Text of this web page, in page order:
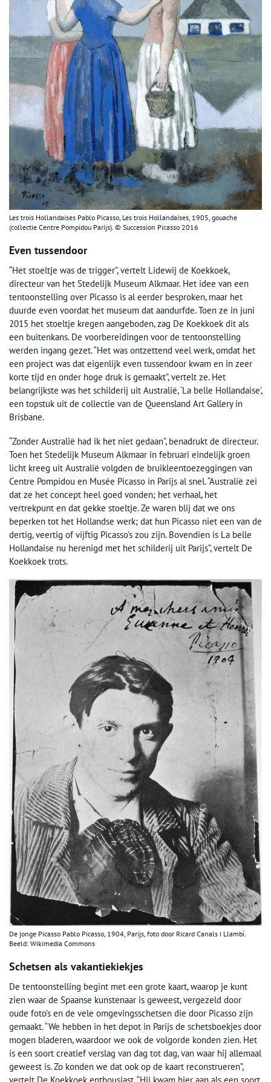
Les trois Hollandaises Pablo Picasso, Les trois Hollandaises, 1905, gouache
(collectie Centre Pompidou Parijs). © Succession Picasso 2016
Even tussendoor
“Het stoeltje was de trigger”, vertelt Lidewij de Koekkoek,
directeur van het Stedelijk Museum Alkmaar. Het idee van een
tentoonstelling over Picasso is al eerder besproken, maar het
duurde even voordat het museum dat aandurfde. Toen ze in juni
2015 het stoeltje kregen aangeboden, zag De Koekkoek dit als
een buitenkans. De voorbereidingen voor de tentoonstelling
werden ingang gezet. “Het was ontzettend veel werk, omdat het
een project was dat eigenlijk even tussendoor kwam en in zeer
korte tijd en onder hoge druk is gemaakt”, vertelt ze. Het
belangrijkste was het schilderij uit Australië, ‘La belle Hollandaise’,
een topstuk uit de collectie van de Queensland Art Gallery in
Brisbane.
“Zonder Australië had ik het niet gedaan”, benadrukt de directeur.
Toen het Stedelijk Museum Alkmaar in februari eindelijk groen
licht kreeg uit Australië volgden de bruikleentoezeggingen van
Centre Pompidou en Musée Picasso in Parijs al snel. “Australië zei
dat ze het concept heel goed vonden; het verhaal, het
vertrekpunt en dat gekke stoeltje. Ze waren blij dat we ons
beperken tot het Hollandse werk; dat hun Picasso niet een van de
dertig, veertig of vijftig Picasso’s zou zijn. Bovendien is La belle
Hollandaise nu herenigd met het schilderij uit Parijs”, vertelt De
Koekkoek trots.
De jonge Picasso Pablo Picasso, 1904, Parijs, foto door Ricard Canals i Llambí.
Beeld: Wikimedia Commons
Schetsen als vakantiekiekjes
De tentoonstelling begint met een grote kaart, waarop je kunt
zien waar de Spaanse kunstenaar is geweest, vergezeld door
oude foto’s en de vele omgevingsschetsen die door Picasso zijn
gemaakt. “We hebben in het depot in Parijs de schetsboekjes door
mogen bladeren, waardoor we ook de volgorde konden zien. Het
is een soort creatief verslag van dag tot dag, van waar hij allemaal
geweest is. Zo konden we dat ook op de kaart reconstrueren”,